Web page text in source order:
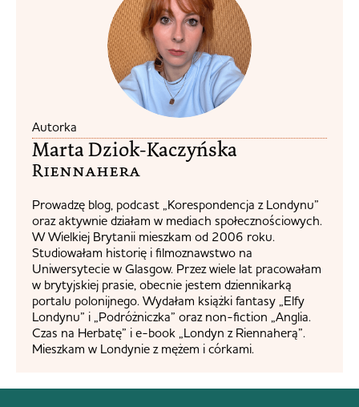
Autorka
Marta Dziok-Kaczyńska
Riennahera​
Prowadzę blog, podcast „Korespondencja z Londynu”
oraz aktywnie działam w mediach społecznościowych.
W Wielkiej Brytanii mieszkam od 2006 roku.
Studiowałam historię i filmoznawstwo na
Uniwersytecie w Glasgow. Przez wiele lat pracowałam
w brytyjskiej prasie, obecnie jestem dziennikarką
portalu polonijnego. Wydałam książki fantasy „Elfy
Londynu” i „Podróżniczka” oraz non-fiction „Anglia.
Czas na Herbatę” i e-book „Londyn z Riennaherą”.
Mieszkam w Londynie z mężem i córkami.